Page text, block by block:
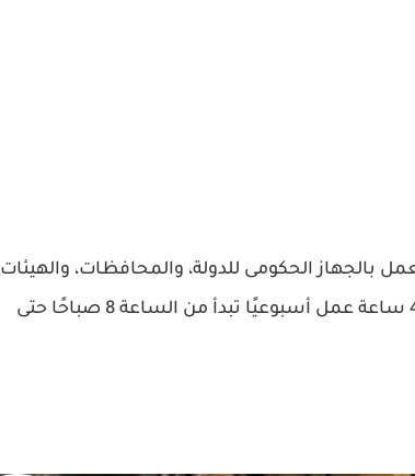
بالجهاز الحكومى للدولة، والمحافظات، والهيئات
العامة،حيث تكون خمسة أيام فى الأسبوع بإجمالى 40 ساعة عمل أسبوعيًا تبدأ من الساعة 8 صباحًا حتى